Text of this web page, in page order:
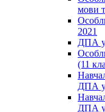
мови
2021
ДПА у
(11
ДПА у
ДПА у